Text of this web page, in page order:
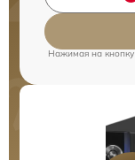
Нажимая на